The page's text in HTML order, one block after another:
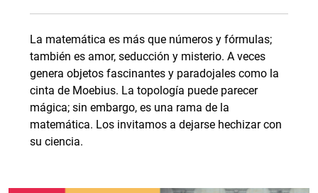
La matemática es más que números y fórmulas;
también es amor, seducción y misterio. A veces
genera objetos fascinantes y paradojales como la
cinta de Moebius. La topología puede parecer
mágica; sin embargo, es una rama de la
matemática. Los invitamos a dejarse hechizar con
su ciencia.